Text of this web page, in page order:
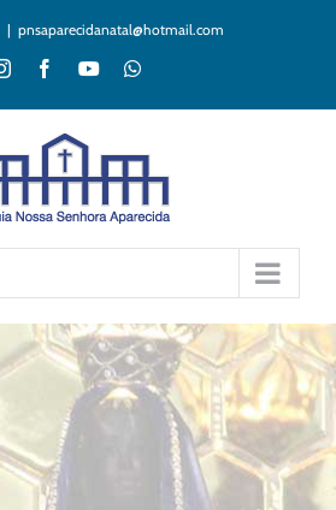
| pnsaparecidanatal@hotmail.com
InstagramFacebookYouTubeWhatsApp